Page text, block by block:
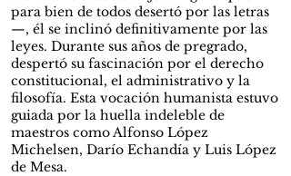
para bien de todos desertó por las letras
—, él se inclinó definitivamente por las
leyes. Durante sus años de pregrado,
despertó su fascinación por el derecho
constitucional, el administrativo y la
filosofía. Esta vocación humanista estuvo
guiada por la huella indeleble de
maestros como Alfonso López
Michelsen, Darío Echandía y Luis López
de Mesa.